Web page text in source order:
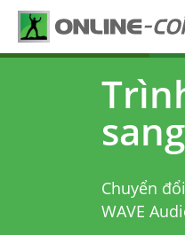
Chuyển
WAVE